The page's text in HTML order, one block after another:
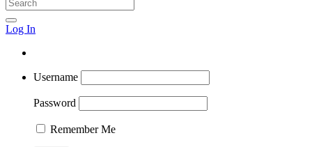
Log In
Username
Password
Remember Me